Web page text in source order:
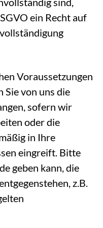
ein Recht auf
Voraussetzungen
Sie von uns die
sofern wir
oder die
in Ihre
eingreift. Bitte
geben kann, die
z.B.